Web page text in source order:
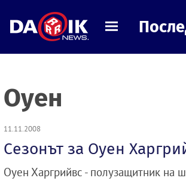
Оуен
11.11.2008
Сезонът за Оуен
Оуен Харгрийвс - полузащитник на